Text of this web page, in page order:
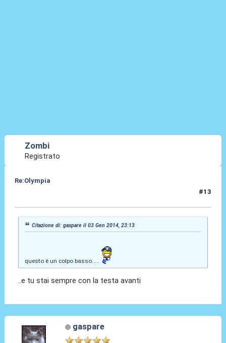
Zombi
Registrato
Re:Olympia
#13
Citazione di: gaspare il 03 Gen 2014, 23:13
questo è un colpo basso.....
..e tu stai sempre con la testa avanti
gaspare